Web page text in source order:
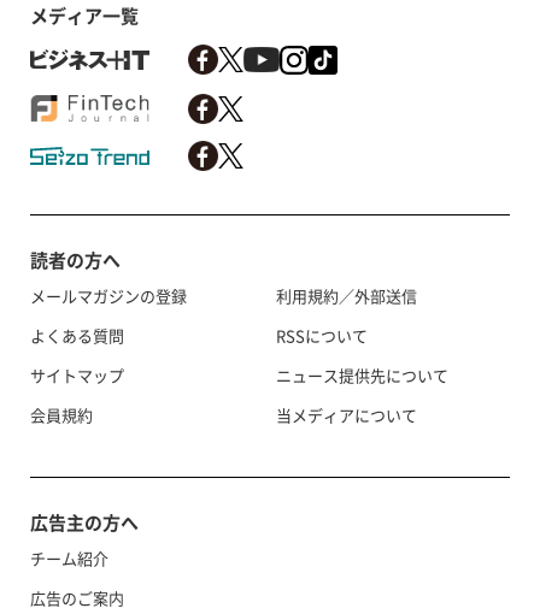
メディア一覧
読者の方へ
メールマガジンの登録
よくある質問
サイトマップ
会員規約
利用規約／外部送信
RSSについて
ニュース提供先について
当メディアについて
広告主の方へ
チーム紹介
広告のご案内